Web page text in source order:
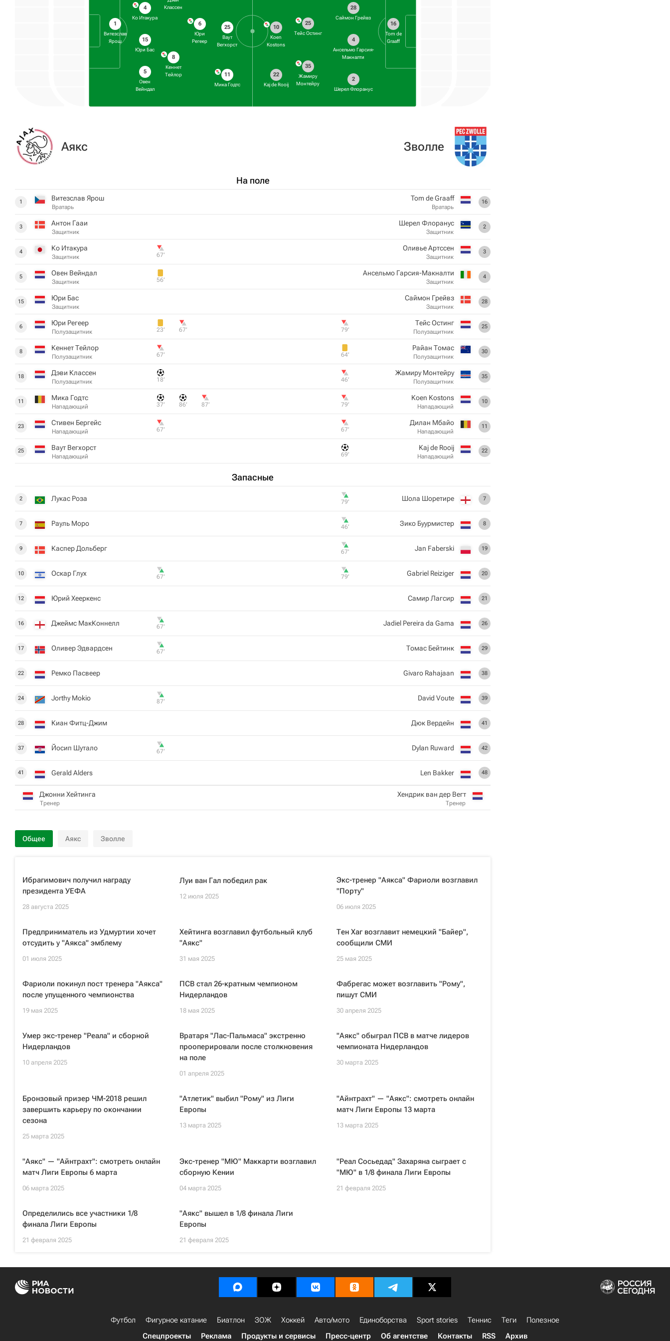
1
Витезслав
Ярош
4
Ко Итакура
15
Юри Бас
5
Овен
Вейндал
Классен
8
Кеннет
Тейлор
6
Юри
Регеер
25
Ваут
Вегхорст
11
Мика Годтс
16
Tom de
Graaff
28
Саймон Грейвз
4
Ансельмо Гарсия-
Макналти
2
Шерел Флоранус
25
Тейс Остинг
35
Жамиру
Монтейру
10
Koen
Kostons
22
Kaj de Rooij
Аякс
На поле
1 Витезслав Ярош
Вратарь
3 Антон Гааи
Защитник
4 Ко Итакура
Защитник 67‎’‎
5 Овен Вейндал
Защитник 56‎’‎
15 Юри Бас
Защитник
6 Юри Регеер
Полузащитник 23‎’‎ 67‎’‎
8 Кеннет Тейлор
Полузащитник 67‎’‎
18 Дэви Классен
Полузащитник 18‎’‎
11 Мика Годтс
Нападающий 37‎’‎ 86‎’‎ 87‎’‎
23 Стивен Бергейс
Нападающий 67‎’‎
25 Ваут Вегхорст
Нападающий
Запасные
2 Лукас Роза
7 Рауль Моро
9 Каспер Дольберг
10 Оскар Глух 67‎’‎
12 Юрий Хееркенс
16 Джеймс МакКоннелл 67‎’‎
17 Оливер Эдвардсен 67‎’‎
22 Ремко Пасвеер
24 Jorthy Mokio 87‎’‎
28 Киан Фитц-Джим
37 Йосип Шутало 67‎’‎
41 Gerald Alders
Джонни Хейтинга
Тренер
Зволле
16
Tom de Graaff
Вратарь
2
Шерел Флоранус
Защитник
3
Оливье Артссен
Защитник
4
Ансельмо Гарсия-Макналти
Защитник
28
Саймон Грейвз
Защитник
25
Тейс Остинг
Полузащитник
79‎’‎
30
Райан Томас
Полузащитник
64‎’‎
35
Жамиру Монтейру
Полузащитник
46‎’‎
10
Koen Kostons
Нападающий
79‎’‎
11
Дилан Мбайо
Нападающий
67‎’‎
22
Kaj de Rooij
Нападающий
69‎’‎
7
Шола Шоретире
79‎’‎
8
Зико Буурмистер
46‎’‎
19
Jan Faberski
67‎’‎
20
Gabriel Reiziger
79‎’‎
21
Самир Лагсир
26
Jadiel Pereira da Gama
29
Томас Бейтинк
38
Givaro Rahajaan
39
David Voute
41
Дюк Вердейн
42
Dylan Ruward
48
Len Bakker
Хендрик ван дер Вегт
Тренер
Общее Аякс Зволле
Ибрагимович получил награду
президента УЕФА
28 августа 2025
Луи ван Гал победил рак
12 июля 2025
Экс-тренер "Аякса" Фариоли возглавил
"Порту"
06 июля 2025
Предприниматель из Удмуртии хочет
отсудить у "Аякса" эмблему
01 июля 2025
Хейтинга возглавил футбольный клуб
"Аякс"
31 мая 2025
Тен Хаг возглавит немецкий "Байер",
сообщили СМИ
25 мая 2025
Фариоли покинул пост тренера "Аякса"
после упущенного чемпионства
19 мая 2025
ПСВ стал 26-кратным чемпионом
Нидерландов
18 мая 2025
Фабрегас может возглавить "Рому",
пишут СМИ
30 апреля 2025
Умер экс-тренер "Реала" и сборной
Нидерландов
10 апреля 2025
Вратаря "Лас-Пальмаса" экстренно
прооперировали после столкновения
на поле
01 апреля 2025
"Аякс" обыграл ПСВ в матче лидеров
чемпионата Нидерландов
30 марта 2025
Бронзовый призер ЧМ-2018 решил
завершить карьеру по окончании
сезона
25 марта 2025
"Атлетик" выбил "Рому" из Лиги
Европы
13 марта 2025
"Айнтрахт" — "Аякс": смотреть онлайн
матч Лиги Европы 13 марта
13 марта 2025
"Аякс" — "Айнтрахт": смотреть онлайн
матч Лиги Европы 6 марта
06 марта 2025
Экс-тренер "МЮ" Маккарти возглавил
сборную Кении
04 марта 2025
"Реал Сосьедад" Захаряна сыграет с
"МЮ" в 1/8 финала Лиги Европы
21 февраля 2025
Определились все участники 1/8
финала Лиги Европы
21 февраля 2025
"Аякс" вышел в 1/8 финала Лиги
Европы
21 февраля 2025
Футбол Фигурное катание Биатлон ЗОЖ Хоккей Авто/мото Единоборства Sport stories Теннис Теги
Полезное
Спецпроекты
Реклама Продукты и сервисы Пресс-центр Об агентстве Контакты RSS Архив